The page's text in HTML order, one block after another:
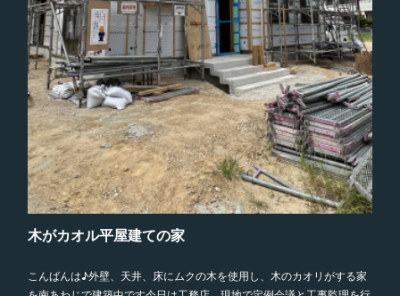
木がカオル平屋建ての家
こんばんは♪外壁、天井、床にムクの木を使用し、木のカオリがする家